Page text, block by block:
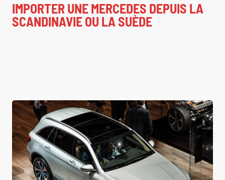
IMPORTER UNE MERCEDES DEPUIS LA
SCANDINAVIE OU LA SUÈDE